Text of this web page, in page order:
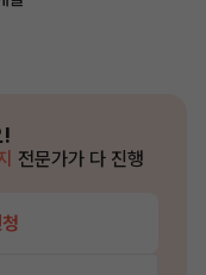
!
전문가가 다 진행